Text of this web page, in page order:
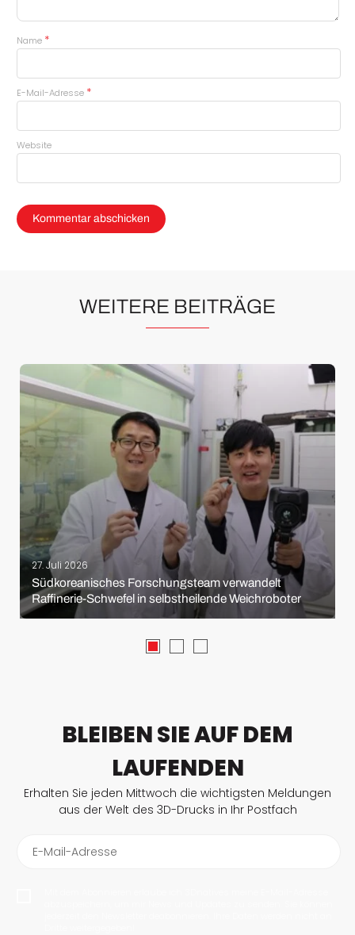
Name *
E-Mail-Adresse *
Website
WEITERE BEITRÄGE
27. Juli 2026
Südkoreanisches Forschungsteam verwandelt
Raffinerie-Schwefel in selbstheilende Weichroboter
BLEIBEN SIE AUF DEM
LAUFENDEN
Erhalten Sie jeden Mittwoch die wichtigsten Meldungen
aus der Welt des 3D-Drucks in Ihr Postfach
E-Mail-Adresse